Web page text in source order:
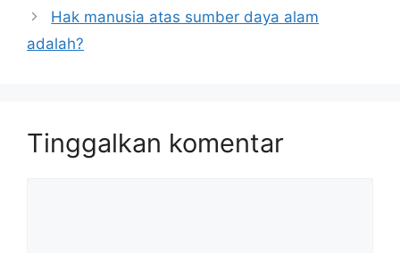
Hak manusia atas sumber daya alam
adalah?
Tinggalkan komentar